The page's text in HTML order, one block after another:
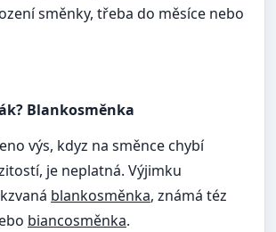
směnky, třeba do měsíce nebo
Blankosměnka
výs, kdyz na směnce chybí
je neplatná. Výjimku
blankosměnka, známá téz
biancosměnka.